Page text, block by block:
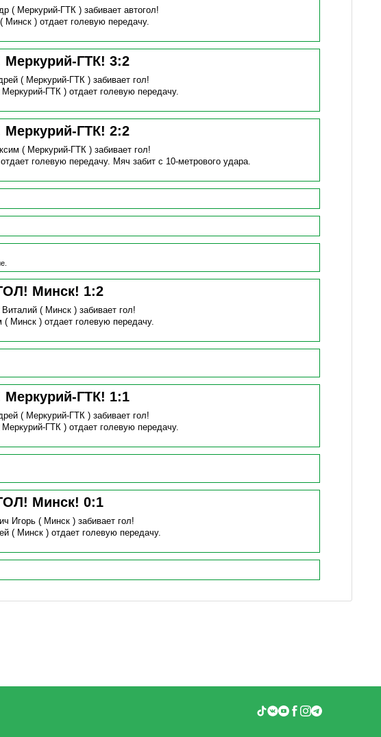
( Меркурий-ГТК )забивает автогол!
( Минск ) отдает голевую передачу.
Меркурий-ГТК!3:2
( Меркурий-ГТК ) забивает гол!
ГТК )отдает голевую передачу.
Меркурий-ГТК!2:2
( Меркурий-ГТК )забивает гол!
отдает голевую передачу. Мяч забит с 10-метрового удара.
Минск! 1:2
( Минск )забивает гол!
( Минск ) отдает голевую передачу.
ГТК! 1:1
( Меркурий-ГТК ) забивает гол!
ГТК )отдает голевую передачу.
Минск! 0:1
Игорь( Минск ) забивает гол!
( Минск ) отдает голевую передачу.